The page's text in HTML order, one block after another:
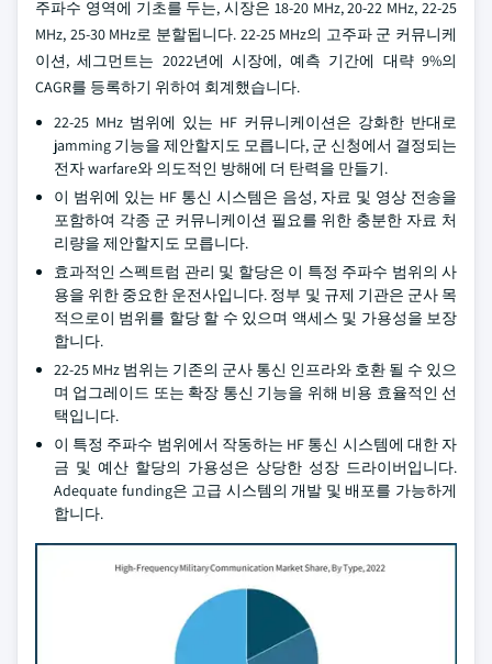
주파수 영역에 기초를 두는, 시장은 18-20 MHz, 20-22 MHz, 22-25
MHz, 25-30 MHz로 분할됩니다. 22-25 MHz의 고주파 군 커뮤니케
이션, 세그먼트는 2022년에 시장에, 예측 기간에 대략 9%의
CAGR를 등록하기 위하여 회계했습니다.
22-25 MHz 범위에 있는 HF 커뮤니케이션은 강화한 반대로
jamming 기능을 제안할지도 모릅니다, 군 신청에서 결정되는
전자 warfare와 의도적인 방해에 더 탄력을 만들기.
이 범위에 있는 HF 통신 시스템은 음성, 자료 및 영상 전송을
포함하여 각종 군 커뮤니케이션 필요를 위한 충분한 자료 처
리량을 제안할지도 모릅니다.
효과적인 스펙트럼 관리 및 할당은 이 특정 주파수 범위의 사
용을 위한 중요한 운전사입니다. 정부 및 규제 기관은 군사 목
적으로이 범위를 할당 할 수 있으며 액세스 및 가용성을 보장
합니다.
22-25 MHz 범위는 기존의 군사 통신 인프라와 호환 될 수 있으
며 업그레이드 또는 확장 통신 기능을 위해 비용 효율적인 선
택입니다.
이 특정 주파수 범위에서 작동하는 HF 통신 시스템에 대한 자
금 및 예산 할당의 가용성은 상당한 성장 드라이버입니다.
Adequate funding은 고급 시스템의 개발 및 배포를 가능하게
합니다.